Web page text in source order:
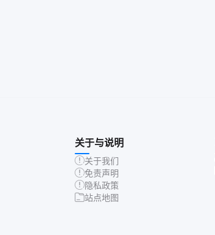
关于与说明
关于我们
免责声明
隐私政策
站点地图